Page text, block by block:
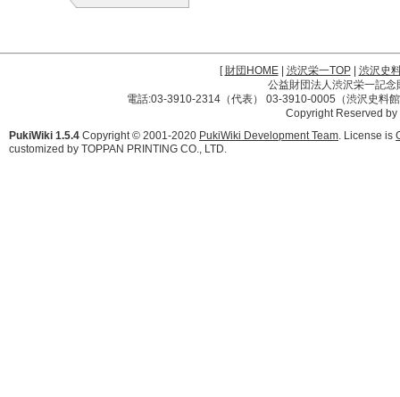
[財団HOME| 渋沢栄一TOP| 渋沢史
公益財団法人渋沢栄一記
電話:03-3910-2314（代表） 03-3910-0005（渋沢史料
Copyright Reserved
PukiWiki 1.5.4 Copyright © 2001-2020 PukiWiki Development Team. License is
customized by TOPPAN PRINTING CO., LTD.